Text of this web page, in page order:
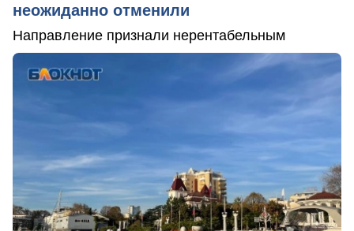
неожиданно отменили
Направление признали нерентабельным